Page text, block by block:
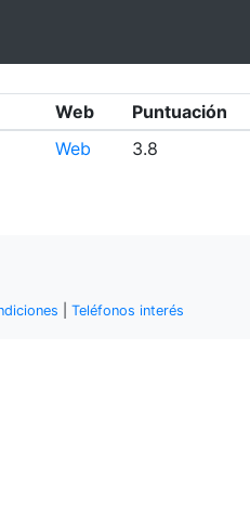
Web Puntuación
Web 3.8
Teléfonos interés